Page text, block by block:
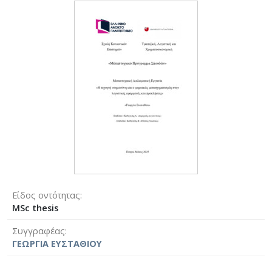
Είδος οντότητας
MSc thesis
Συγγραφέας
ΓΕΩΡΓΙΑ ΕΥΣΤΑΘΙΟΥ